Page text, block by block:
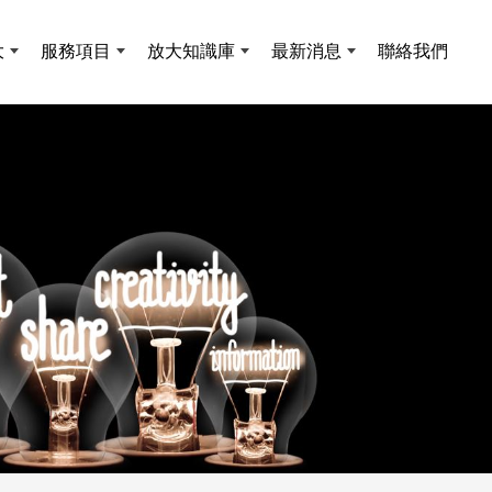
服務項目 放大知識庫 最新消息 聯絡我們